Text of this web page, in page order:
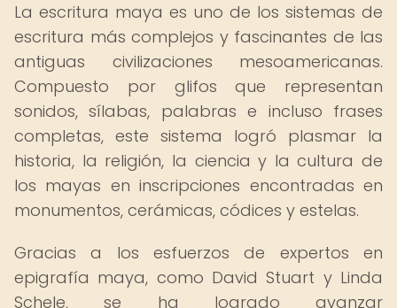
La escritura maya es uno de los sistemas de
escritura más complejos y fascinantes de las
antiguas civilizaciones mesoamericanas.
Compuesto por glifos que representan
sonidos, sílabas, palabras e incluso frases
completas, este sistema logró plasmar la
historia, la religión, la ciencia y la cultura de
los mayas en inscripciones encontradas en
monumentos, cerámicas, códices y estelas.
Gracias a los esfuerzos de expertos en
epigrafía maya, como David Stuart y Linda
Schele, se ha logrado avanzar